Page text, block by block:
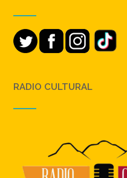
RADIO CULTURAL